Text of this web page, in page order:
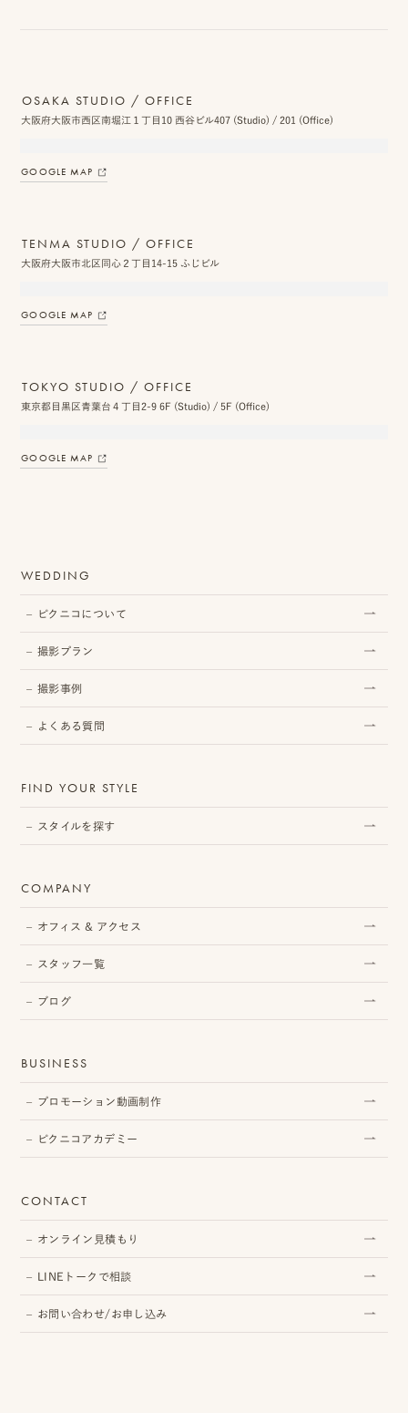
OSAKA STUDIO / OFFICE
大阪府大阪市西区南堀江１丁目10 西谷ビル407 (Studio) / 201 (Office)
GOOGLE MAP
TENMA STUDIO / OFFICE
大阪府大阪市北区同心２丁目14-15 ふじビル
GOOGLE MAP
TOKYO STUDIO / OFFICE
東京都目黒区青葉台４丁目2-9 6F (Studio) / 5F (Office)
GOOGLE MAP
WEDDING
ピクニコについて
撮影プラン
撮影事例
よくある質問
FIND YOUR STYLE
スタイルを探す
COMPANY
オフィス & アクセス
スタッフ一覧
ブログ
BUSINESS
プロモーション動画制作
ピクニコアカデミー
CONTACT
オンライン見積もり
LINEトークで相談
お問い合わせ/お申し込み